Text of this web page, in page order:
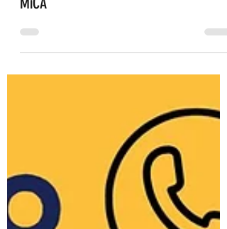
Nowe regulacje dotyczące krypto walut
MiCA